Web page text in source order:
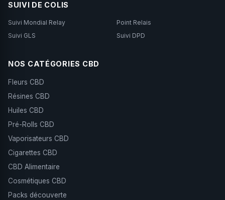
SUIVI DE COLIS
Suivi Mondial Relay
Point Relais
Suivi GLS
Suivi DPD
NOS CATÉGORIES CBD
Fleurs CBD
Résines CBD
Huiles CBD
Pré-Rolls CBD
Vaporisateurs CBD
Cigarettes CBD
CBD Alimentaire
Cosmétiques CBD
Packs découverte